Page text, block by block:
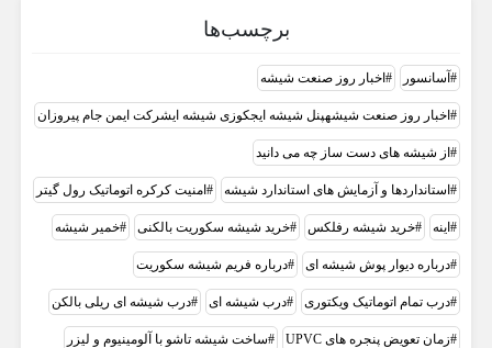
برچسب‌ها
آسانسور اخبار روز صنعت شيشه
اخبار روز صنعت شیشهپنل شیشه ایجکوزی شیشه ایشرکت ایمن جام پیروزان
از شیشه های دست ساز چه می دانید
استانداردها و آزمایش های استاندارد شیشه امنیت کرکره اتوماتیک رول گیتر
اینه خريد شيشه رفلکس خرید شیشه سکوریت بالکنی خمیر شیشه
درباره دیوار پوش شیشه ای درباره فریم شیشه سکوریت
درب تمام اتوماتیک ویکتوری درب شیشه ای درب شیشه ای ریلی بالکن
زمان تعویض پنجره های UPVC ساخت شیشه تاشو با آلومینیوم و لیزر